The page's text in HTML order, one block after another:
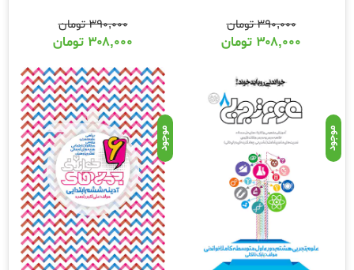
۳۹۰,۰۰۰تومان
۳۰۸,۰۰۰ تومان
۳۹۰,۰۰۰تومان
۳۰۸,۰۰۰ تومان
موجود موجود